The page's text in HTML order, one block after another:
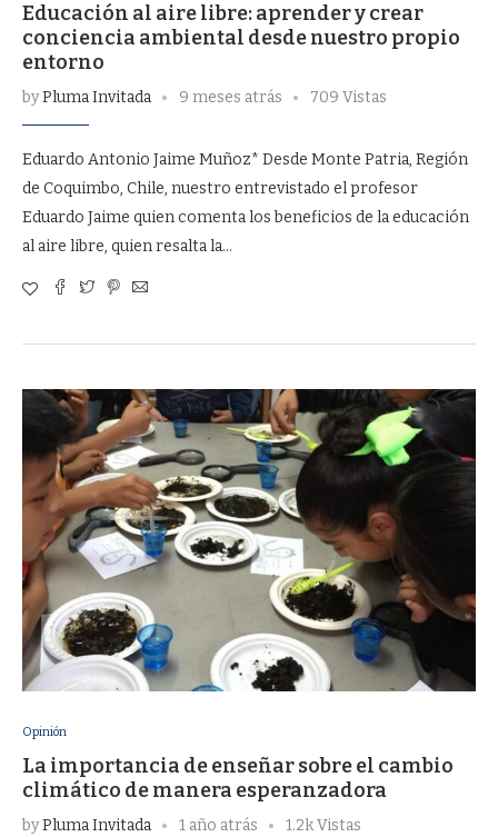
Educación al aire libre: aprender y crear
conciencia ambiental desde nuestro propio
entorno
byPluma Invitada 9 meses atrás 709 Vistas
Eduardo Antonio Jaime Muñoz* Desde Monte Patria, Región
de Coquimbo, Chile, nuestro entrevistado el profesor
Eduardo Jaime quien comenta los beneficios de la educación
al aire libre, quien resalta la…
Opinión
La importancia de enseñar sobre el cambio
climático de manera esperanzadora
byPluma Invitada 1 año atrás 1.2k Vistas